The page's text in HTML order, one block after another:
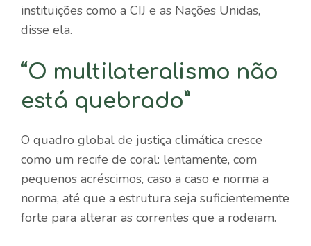
instituições como a CIJ e as Nações Unidas,
disse ela.
“O multilateralismo não
está quebrado”
O quadro global de justiça climática cresce
como um recife de coral: lentamente, com
pequenos acréscimos, caso a caso e norma a
norma, até que a estrutura seja suficientemente
forte para alterar as correntes que a rodeiam.